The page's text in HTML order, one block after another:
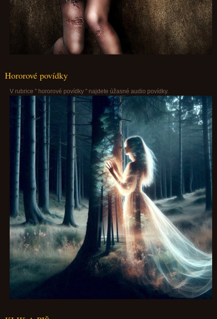
Hororové povídky
V rubrice " hororové povídky " najdete úžasné audio povídky.